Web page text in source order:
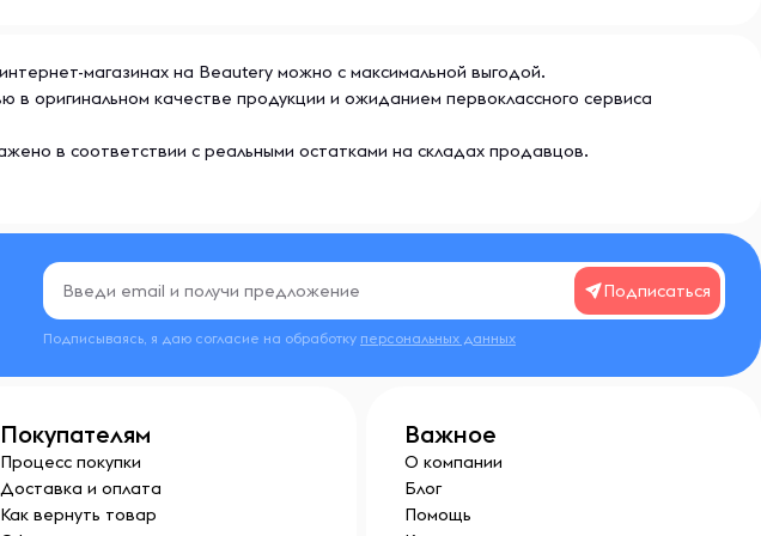
магазинах на Beautery можно с максимальной выгодой.
оригинальном качестве продукции и ожиданием первоклассного сервиса
в соответствии с реальными остатками на складах продавцов.
Подписаться
Подписываясь, я даю согласие на обработку персональных данных
Покупателям
Процесс покупки
Доставка и оплата
Как вернуть товар
Важное
О компании
Блог
Помощь